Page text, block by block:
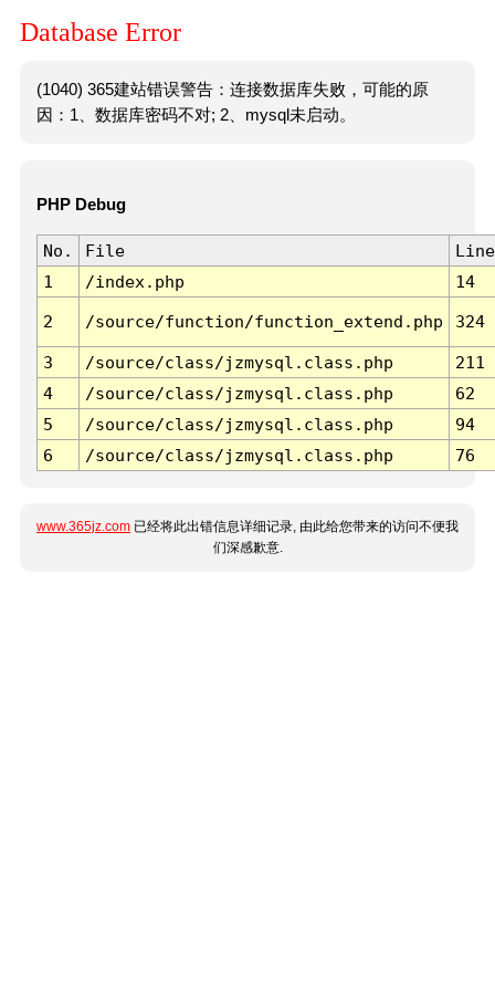
Database Error
(1040) 365建站错误警告：连接数据库失败，可能的原
因：1、数据库密码不对; 2、mysql未启动。
PHP Debug
No. File
Line
1
/index.php 14
2 /source/function/function_extend.php 324
3 /source/class/jzmysql.class.php
211
4
/source/class/jzmysql.class.php
62
5
/source/class/jzmysql.class.php
94
6
/source/class/jzmysql.class.php 76
www.365jz.com 已经将此出错信息详细记录, 由此给您带来的访问不便我
们深感歉意.